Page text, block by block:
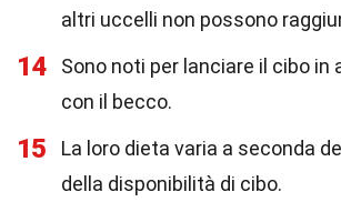
altri uccelli non possono
14
Sono noti per lanciare il cibo in
con il becco.
15
La loro dieta varia a seconda
della disponibilità di cibo.